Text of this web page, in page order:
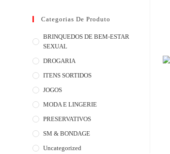
Categorias De Produto
BRINQUEDOS DE BEM-ESTAR
SEXUAL
DROGARIA
ITENS SORTIDOS
JOGOS
MODA E LINGERIE
PRESERVATIVOS
SM & BONDAGE
Uncategorized